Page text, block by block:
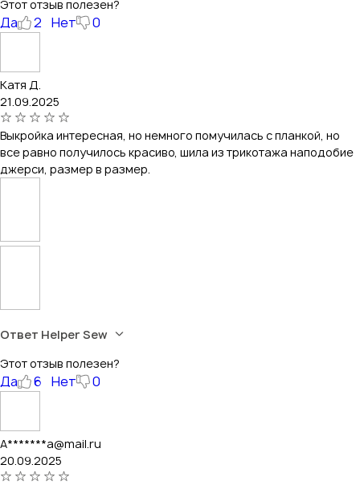
Этот отзыв полезен?
Да 2 Нет 0
Катя Д.
21.09.2025
Выкройка интересная, но немного помучилась с планкой, но
все равно получилось красиво, шила из трикотажа наподобие
джерси, размер в размер.
Ответ Helper Sew
Этот отзыв полезен?
Да 6 Нет 0
A*******a@mail.ru
20.09.2025